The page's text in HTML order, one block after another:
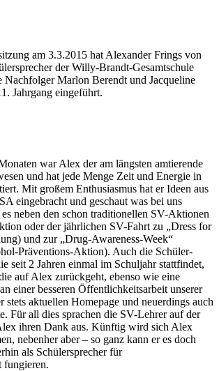
am 3.3.2015 hat Alexander Frings von
der Willy-Brandt-Gesamtschule
Nachfolger Marlon Berendt und Jacqueline
Jahrgang eingeführt.
war Alex der am längsten amtierende
und hat jede Menge Zeit und Energie in
Mit großem Enthusiasmus hat er Ideen aus
eingebracht und geschaut was bei uns
neben den schon traditionellen SV-Aktionen
oder der jährlichen SV-Fahrt zu „Dress for
und zur „Drug-Awareness-Week“
Präventions-Aktion). Auch die Schüler-
seit 2 Jahren einmal im Schuljahr stattfindet,
auf Alex zurückgeht, ebenso wie eine
einer besseren Öffentlichkeitsarbeit unserer
stets aktuellen Homepage und neuerdings auch
Für all dies sprachen die SV-Lehrer auf der
ihren Dank aus. Künftig wird sich Alex
nebenher aber – so ganz kann er es doch
als Schülersprecher für
fungieren.